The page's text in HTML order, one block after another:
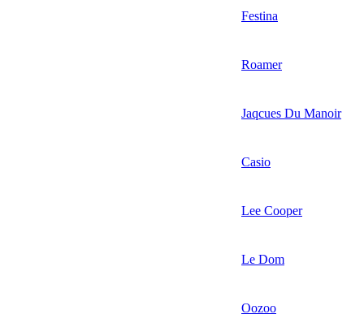
Festina
Roamer
Jaqcues Du Manoir
Casio
Lee Cooper
Le Dom
Oozoo